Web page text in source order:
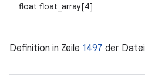
float float_array[4]
Definition in Zeile 1497 der Datei